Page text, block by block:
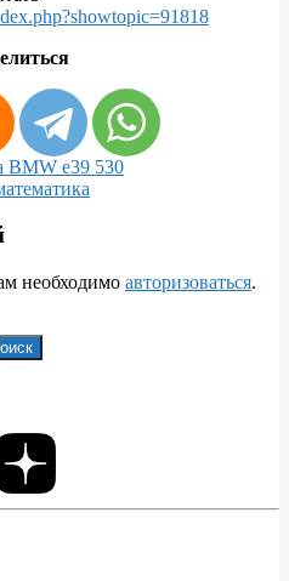
BMW e39 530
необходимо авторизоваться.